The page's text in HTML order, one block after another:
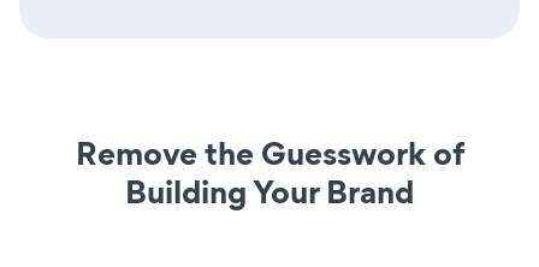
Remove the Guesswork of
Building Your Brand